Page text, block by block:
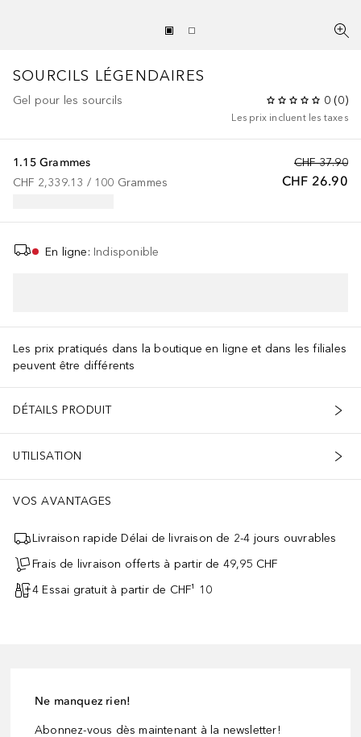
SOURCILS LÉGENDAIRES
Gel pour les sourcils 0 (0)
Les prix incluent les taxes
CHF 37.90
CHF 26.90
1.15 Grammes
CHF 2,339.13 / 100 Grammes
En ligne: Indisponible
Les prix pratiqués dans la boutique en ligne et dans les filiales
peuvent être différents
DÉTAILS PRODUIT
UTILISATION
VOS AVANTAGES
Livraison rapide Délai de livraison de 2-4 jours ouvrables
Frais de livraison offerts à partir de 49,95 CHF
4 Essai gratuit à partir de CHF¹ 10
Ne manquez rien!
Abonnez-vous dès maintenant à la newsletter!